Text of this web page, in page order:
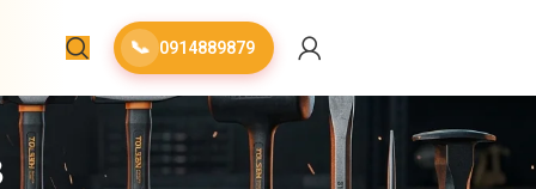
📞 0914889879